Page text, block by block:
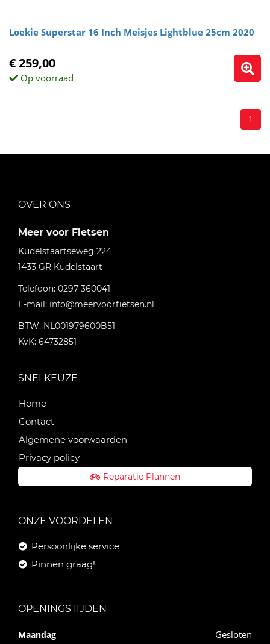
Loekie Superstar 16 Inch Meisjes Lightblue 25cm 2020
€ 259,00
Op voorraad
1
OVER ONS
Meer voor Fietsen
Kudelstaartseweg 224
1433 GR Kudelstaart
Telefoon: 0297-360041
E-mail: info@meervoorfietsen.nl
BTW: NL001979600B51
KvK: 64732851
SNELKEUZE
Home
Contact
Algemene voorwaarden
Privacy policy
Reparatie Plannen
ONZE VOORDELEN
Persoonlijke service
Pinnen graag!
OPENINGSTIJDEN
Maandag Gesloten